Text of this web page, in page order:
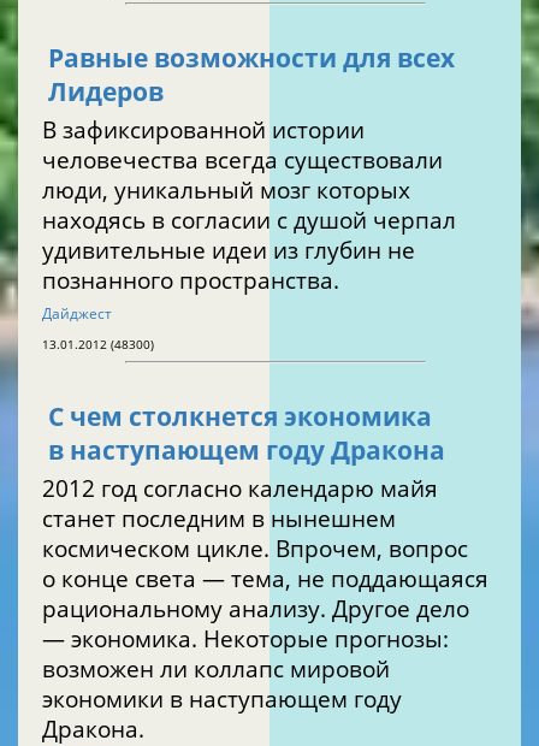
Равные возможности для всех
Лидеров
В зафиксированной истории
человечества всегда существовали
люди, уникальный мозг которых
находясь в согласии с душой черпал
удивительные идеи из глубин не
познанного пространства.
Дайджест
13.01.2012 (48300)
С чем столкнется экономика
в наступающем году Дракона
2012 год согласно календарю майя
станет последним в нынешнем
космическом цикле. Впрочем, вопрос
о конце света — тема, не поддающаяся
рациональному анализу. Другое дело
— экономика. Некоторые прогнозы:
возможен ли коллапс мировой
экономики в наступающем году
Дракона.